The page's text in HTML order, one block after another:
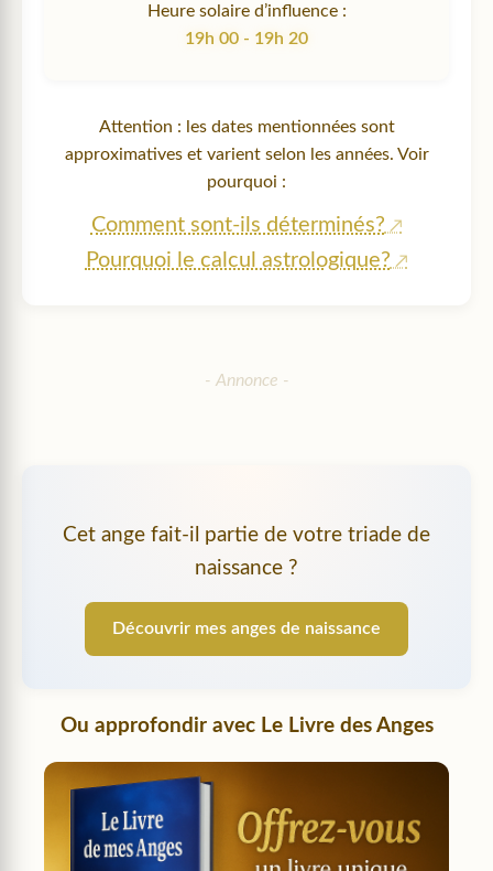
Heure solaire d’influence :
19h 00 - 19h 20
Attention : les dates mentionnées sont
approximatives et varient selon les années. Voir
pourquoi :
Comment sont-ils déterminés?
Pourquoi le calcul astrologique?
Cet ange fait-il partie de votre triade de
naissance ?
Découvrir mes anges de naissance
Ou approfondir avec Le Livre des Anges